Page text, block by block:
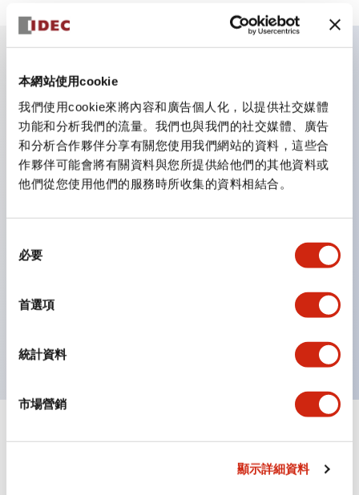
本網站使用cookie
我們使用cookie來將內容和廣告個人化，以提供社交媒體
功能和分析我們的流量。我們也與我們的社交媒體、廣告
和分析合作夥伴分享有關您使用我們網站的資料，這些合
作夥伴可能會將有關資料與您所提供給他們的其他資料或
他們從您使用他們的服務時所收集的資料相結合。
必要
首選項
統計資料
市場營銷
顯示詳細資料
主要特點
CS型凸輪開關是方便用於設備的開關和切換，適用範圍廣
泛的操作開關器。
提供72種標準迴路
透過6種形式與接點模組段數的組合，可實現各種接點構
造。
配備可確認接點狀態的指示燈，並提供手柄操作型、鑰匙
手柄可從6種中選擇
文件和檔案